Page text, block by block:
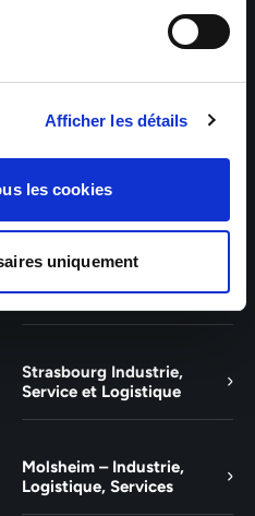
Afficher les détails
les cookies
uniquement
Logistique, Bâtiment et
Experts Paris – Tertiaire,
Cadres
Experts Saint-Louis –
Tertiaire, Techniciens,
Ingénieurs et Cadres
Saint-Louis – Industrie,
Logistique, Service
Strasbourg Industrie,
Service et Logistique
Molsheim – Industrie,
Logistique, Services